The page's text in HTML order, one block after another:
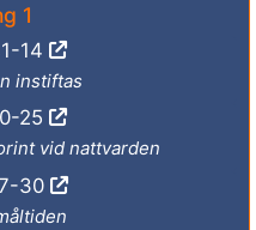
1
14
instiftas
25
vid nattvarden
30